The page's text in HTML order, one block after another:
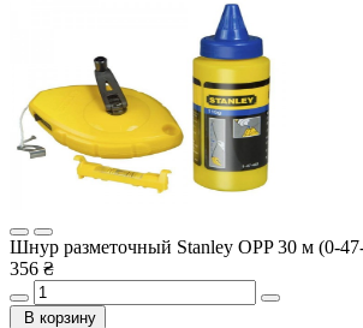
Шнур разметочный Stanley OPP 30 м (0-
356 ₴
В корзину